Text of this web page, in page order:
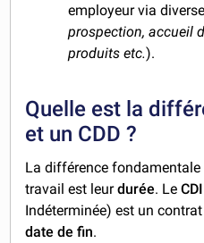
employeur via
prospection, accueil
produits etc.).
Quelle est la
et un CDD ?
La différence
travail est leurdurée. Le CDI
Indéterminée) est un
date de fin.